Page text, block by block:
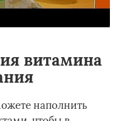
витамина
наполнить